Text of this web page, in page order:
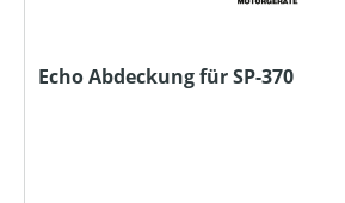
Echo Abdeckung für SP-370